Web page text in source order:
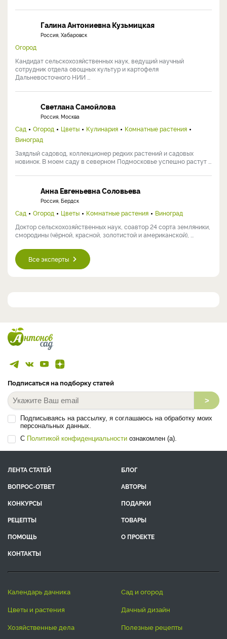
Галина Антониевна Кузьмицкая
Россия, Хабаровск
Огород
Кандидат сельскохозяйственных наук, ведущий научный
сотрудник отдела овощных культур и картофеля
Дальневосточного НИИ ...
Светлана Самойлова
Россия, Москва
Сад Огород Цветы Кулинария
Комнатные растения
Виноград
Заядлый садовод, коллекционер редких растений и садовых
новинок. В моем саду в северном Подмосковье успешно растут ...
Анна Евгеньевна Соловьева
Россия, Бердск
Сад Огород Цветы Комнатные растения
Виноград
Доктор сельскохозяйственных наук, соавтор 24 сорта земляники,
смородины (чёрной, красной, золотистой и американской), ...
Все эксперты
Подписаться на подборку статей
>
Подписываясь на рассылку, я соглашаюсь на обработку моих
персональных данных.
С Политикой конфиденциальности ознакомлен (а).
ЛЕНТА СТАТЕЙ
БЛОГ
ВОПРОС-ОТВЕТ
АВТОРЫ
КОНКУРСЫ
ПОДАРКИ
РЕЦЕПТЫ
ТОВАРЫ
ПОМОЩЬ
О ПРОЕКТЕ
КОНТАКТЫ
календарь дачника
сад и огород
цветы и растения
дачный дизайн
хозяйственные дела
полезные рецепты